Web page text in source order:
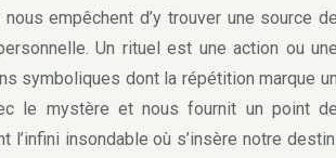
empêchent d’y trouver une source
Un rituel est une action ou
symboliques dont la répétition marque
le mystère et nous fournit un point
l’infini insondable où s’insère notre